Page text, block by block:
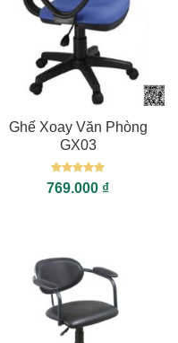
Ghế Xoay Văn Phòng
GX03
Được xếp
hạng55
769.000 ₫